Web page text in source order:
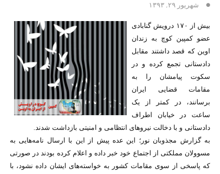
شهریور ۲۹, ۱۳۹۳
بیش از ۱۷۰ درویش گنابادی
عضو کمپین کوچ به زندان
اوین که قصد داشتند مقابل
دادستانی تجمع کرده و در
سکوت پیامشان را به
مقامات قضایی ایران
برسانند، در کمتر از یک
ساعت در خیابان اطراف
دادستانی و با دخالت نیروهای انتظامی و امنیتی بازداشت شدند.
به گزارش مجذوبان نور؛ این عده پیش از این با ارسال نامه‌هایی به
مسوولان مملکتی از اجتماع خود خبر داده و اعلام کرده بودند در صورتی
که پاسخی از سوی مقامات کشور به خواسته‌های ایشان داده نشود، با